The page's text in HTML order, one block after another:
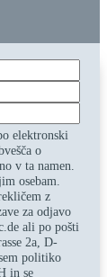
elektronski
o
v ta namen.
osebam.
z
za odjavo
ali po pošti
2a, D-
politiko
in se